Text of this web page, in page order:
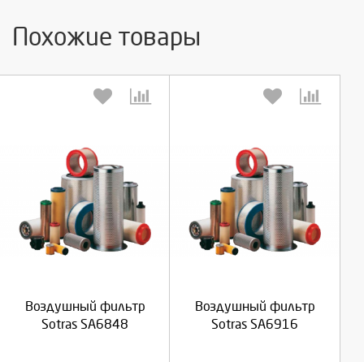
Похожие товары
Воздушный фильтр
Sotras SA6848
Выберите количество:
Отмена
Воздушный фильтр
Sotras SA6916
Выберите количество:
Отмена